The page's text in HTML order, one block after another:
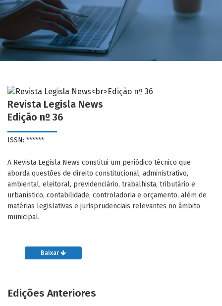
Revista Legisla News
Edição nº 36
ISSN: ******
A Revista Legisla News constitui um periódico técnico que
aborda questões de direito constitucional, administrativo,
ambiental, eleitoral, previdenciário, trabalhista, tributário e
urbanístico, contabilidade, controladoria e orçamento, além de
matérias legislativas e jurisprudenciais relevantes no âmbito
municipal.
Baixar
Edições Anteriores